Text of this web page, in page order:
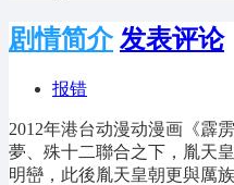
剧情简介 发表评论
报错
2012年港台动漫动漫画《霹
夢、殊十二聯合之下，胤天
明巒，此後胤天皇朝更與厲